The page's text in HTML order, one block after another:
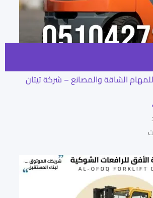
الشاقة والمصانع – شركة تيتان